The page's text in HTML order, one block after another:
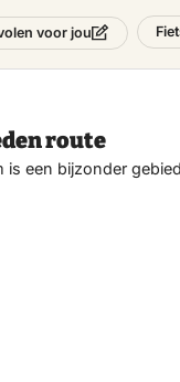
voor jou
route
is een bijzonder